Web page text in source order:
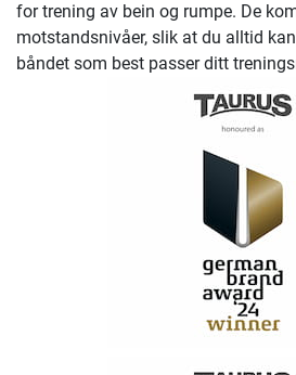
for trening av bein og rumpe. De
motstandsnivåer, slik at du alltid
båndet som best passer ditt